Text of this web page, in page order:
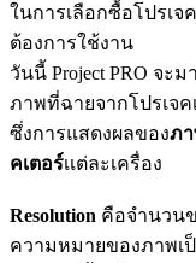
ในการเลือกซื้อโปรเจ
ต้องการใช้งาน
วันนี้ Project PRO จะ
ภาพที่ฉายจากโปรเจค
ซึ่งการแสดงผลของภา
คเตอร์เเต่ละเครื่อง
Resolution คือจำนวน
ความหมายของภาพเ